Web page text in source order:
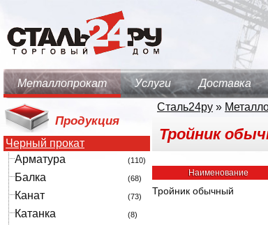
Металлопрокат Услуги Доставка
Продукция
Черный прокат
Арматура
(110)
Балка (68)
Канат (73)
Катанка (8)
Сталь24ру »
Тройник
Наименование
Тройник обычный